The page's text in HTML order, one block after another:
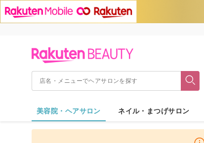
美容院・ヘアサロン ネイル・まつげサロン